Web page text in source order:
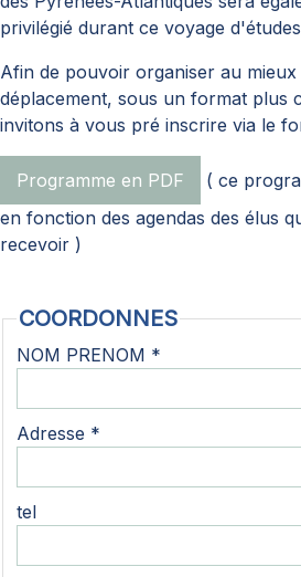
privilégié durant ce voyage
Afin de pouvoir organiser au
déplacement, sous un format plus
invitons à vous pré inscrire via le
Programme en PDF
( ce
en fonction des agendas des élus
recevoir )
COORDONNES
NOM PRENOM *
Adresse *
tel